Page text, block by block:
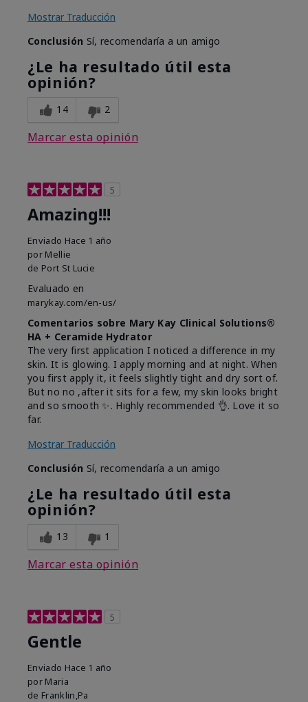
Mostrar Traducción
Conclusión Sí, recomendaría a un amigo
¿Le ha resultado útil esta
opinión?
14 2
Marcar esta opinión
5
Amazing!!!
Enviado Hace 1 año
por Mellie
de Port St Lucie
Evaluado en
marykay.com/en-us/
Comentarios sobre Mary Kay Clinical Solutions®
HA + Ceramide Hydrator
The very first application I noticed a difference in my
skin. It is glowing. I apply morning and at night. When
you first apply it, it feels slightly tight and dry sort of.
But no no ,after it sits for a few, my skin looks bright
and so smooth ✨️. Highly recommended 👌. Love it so
far.
Mostrar Traducción
Conclusión Sí, recomendaría a un amigo
¿Le ha resultado útil esta
opinión?
13 1
Marcar esta opinión
5
Gentle
Enviado Hace 1 año
por Maria
de Franklin,Pa